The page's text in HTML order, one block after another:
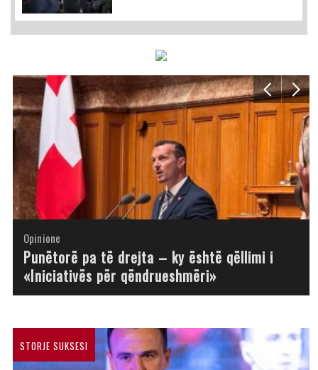
Opinione
Opinione
Punëtorë pa të drejta – ky është qëllimi i
«Iniciativës për qëndrueshmëri»
Opinione
Opinione
Opinione
Opinione
Opinione
Opinione
STORJE SUKSESI